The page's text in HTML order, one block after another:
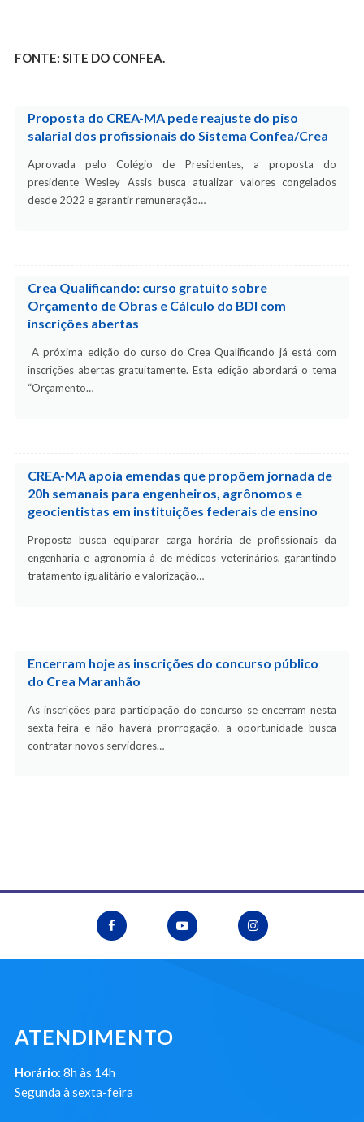
FONTE: SITE DO CONFEA.
Proposta do CREA-MA pede reajuste do piso
salarial dos profissionais do Sistema Confea/Crea
Aprovada pelo Colégio de Presidentes, a proposta do
presidente Wesley Assis busca atualizar valores congelados
desde 2022 e garantir remuneração…
Crea Qualificando: curso gratuito sobre
Orçamento de Obras e Cálculo do BDI com
inscrições abertas
A próxima edição do curso do Crea Qualificando já está com
inscrições abertas gratuitamente. Esta edição abordará o tema
“Orçamento…
CREA-MA apoia emendas que propõem jornada de
20h semanais para engenheiros, agrônomos e
geocientistas em instituições federais de ensino
Proposta busca equiparar carga horária de profissionais da
engenharia e agronomia à de médicos veterinários, garantindo
tratamento igualitário e valorização…
Encerram hoje as inscrições do concurso público
do Crea Maranhão
As inscrições para participação do concurso se encerram nesta
sexta-feira e não haverá prorrogação, a oportunidade busca
contratar novos servidores…
ATENDIMENTO
Horário: 8h às 14h
Segunda à sexta-feira